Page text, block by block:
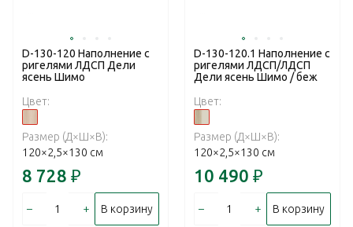
D-130-120 Наполнение с
ригелями ЛДСП Дели
ясень Шимо
Цвет:
Размер (Д×Ш×В):
120×2,5×130 см
8 728 ₽
– + В корзину
D-130-120.1 Наполнение с
ригелями ЛДСП/ЛДСП
Дели ясень Шимо / беж
Цвет:
Размер (Д×Ш×В):
120×2,5×130 см
10 490 ₽
– + В корзину